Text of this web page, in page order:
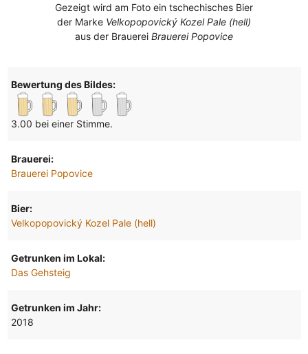
Gezeigt wird am Foto ein tschechisches Bier
der Marke Velkopopovický Kozel Pale (hell)
aus der Brauerei Brauerei Popovice
Bewertung des Bildes:
3.00 bei einer Stimme.
Brauerei:
Brauerei Popovice
Bier:
Velkopopovický Kozel Pale (hell)
Getrunken im Lokal:
Das Gehsteig
Getrunken im Jahr:
2018